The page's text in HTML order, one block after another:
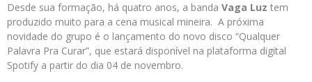
Desde sua formação, há quatro anos, a banda Vaga Luz tem
produzido muito para a cena musical mineira. A próxima
novidade do grupo é o lançamento do novo disco “Qualquer
Palavra Pra Curar”, que estará disponível na plataforma digital
Spotify a partir do dia 04 de novembro.